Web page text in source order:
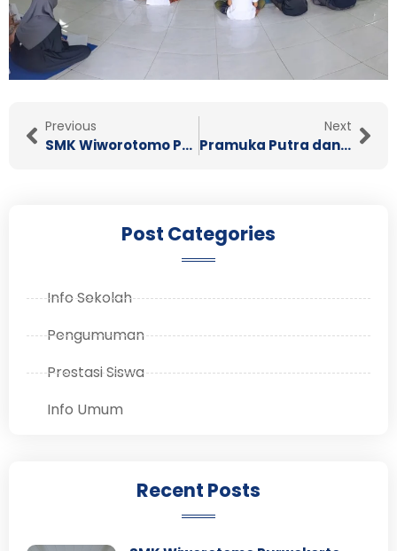
Prev
Previous
SMK Wiworotomo Purwokerto mengadakan Ujian Praktek (UP) untuk Kelas XII
Next
Pramuka Putra dan Putri SMK Wiworotomo Toreh prestasi
Post Categories
Info Sekolah
Pengumuman
Prestasi Siswa
Info Umum
Recent Posts